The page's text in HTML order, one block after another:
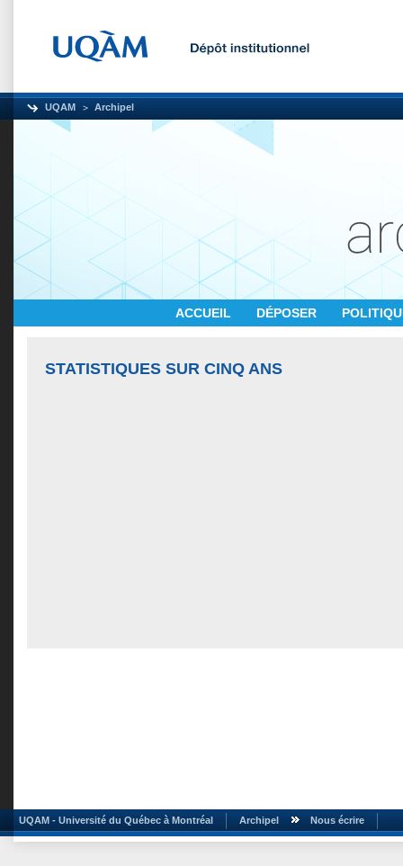
UQAM Archipel
ACCUEIL DÉPOSER
STATISTIQUES SUR CINQ ANS
UQAM - Université du Québec à Montréal Archipel Nous écrire